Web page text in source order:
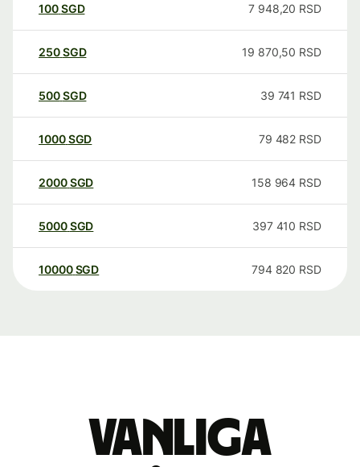
100SGD 7 948,20 RSD
250SGD 19 870,50 RSD
500SGD 39 741 RSD
1000SGD 79 482 RSD
2000SGD 158 964 RSD
5000SGD 397 410 RSD
10000 SGD 794 820 RSD
Vanliga